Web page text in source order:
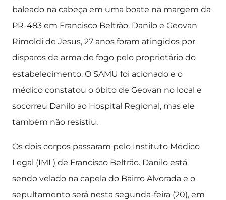
baleado na cabeça em uma boate na margem da
PR-483 em Francisco Beltrão. Danilo e Geovan
Rimoldi de Jesus, 27 anos foram atingidos por
disparos de arma de fogo pelo proprietário do
estabelecimento. O SAMU foi acionado e o
médico constatou o óbito de Geovan no local e
socorreu Danilo ao Hospital Regional, mas ele
também não resistiu.
Os dois corpos passaram pelo Instituto Médico
Legal (IML) de Francisco Beltrão. Danilo está
sendo velado na capela do Bairro Alvorada e o
sepultamento será nesta segunda-feira (20), em